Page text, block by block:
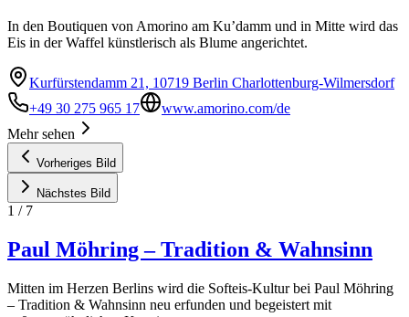
In den Boutiquen von Amorino am Ku’damm und in Mitte wird das
Eis in der Waffel künstlerisch als Blume angerichtet.
Kurfürstendamm 21, 10719 Berlin Charlottenburg-Wilmersdorf
+49 30 275 965 17
www.amorino.com/de
Mehr sehen
Vorheriges Bild
Nächstes Bild
1 / 7
Paul Möhring – Tradition & Wahnsinn
Mitten im Herzen Berlins wird die Softeis-Kultur bei Paul Möhring
– Tradition & Wahnsinn neu erfunden und begeistert mit